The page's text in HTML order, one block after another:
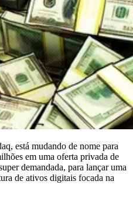
está mudando de nome para
em uma oferta privada de
demandada, para lançar uma
de ativos digitais focada na